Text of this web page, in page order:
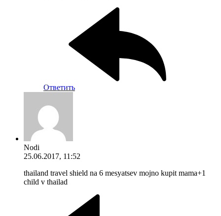
Ответить
Nodi
25.06.2017, 11:52
thailand travel shield na 6 mesyatsev mojno kupit mama+1
child v thailad